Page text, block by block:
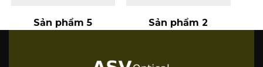
Sản phẩm 5 Sản phẩm 2